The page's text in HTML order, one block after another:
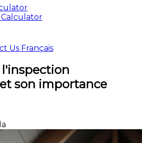
Us Français
son importance